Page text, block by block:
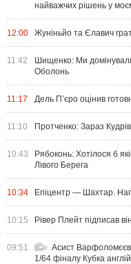
найважчих рішень у
12:00 Жуніньйо та Єлавич
11:42
Шищенко: Ми
Оболонь
11:17 Дель П’єро оцінив
11:10 Протченко: Зараз
10:43
Рябоконь: Хотілося б
Лівого Берега
10:34 Епіцентр — Шахтар.
10:15 Рівер Плейт підписав
09:51
Асист
1/64 фіналу Кубка